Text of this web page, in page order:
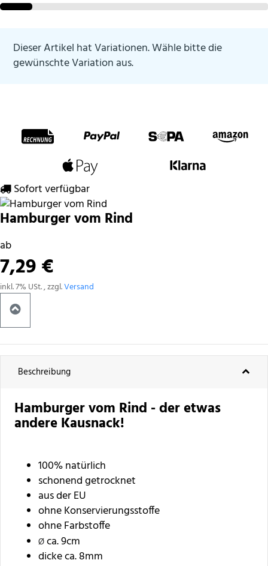
Dieser Artikel hat Variationen. Wähle bitte die
gewünschte Variation aus.
Zahlungsmethoden
Sofort verfügbar
Hamburger vom Rind
ab
7,29 €
inkl. 7% USt. , zzgl.Versand
Beschreibung
Hamburger vom Rind - der etwas
andere Kausnack!
100% natürlich
schonend getrocknet
aus der EU
ohne Konservierungsstoffe
ohne Farbstoffe
Ø ca. 9cm
dicke ca. 8mm